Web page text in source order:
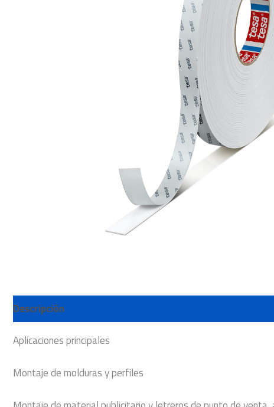
Descripción
Aplicaciones principales
Montaje de molduras y perfiles